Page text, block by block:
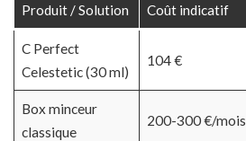
Produit / Solution Coût indicatif
C Perfect
Celestetic (30 ml)
104 €
Box minceur
classique
200-300 €/mois